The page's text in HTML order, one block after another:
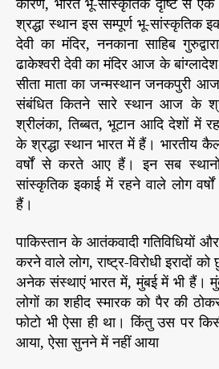
श्रद्धा स्थान इस सम्पूर्ण भू-सांस्कृतिक
देवी का मंदिर, ननकाना साहिब
ढाकेश्वरी देवी का मंदिर आज के
सीता माता का जन्मस्थान जनकपुरी
संबंधित कितने सारे स्थान आज के
श्रीलंका, तिब्बत, भूटान आदि देशों में
के श्रद्धा स्थान भारत में हैं। भारतीय
वर्षों से करते आए हैं। इन सब स्थानों
सांस्कृतिक इकाई में रहने वाले लोग
हैं।
पाकिस्तान के आतंकवादी गतिविधियों
करने वाले लोग, राष्ट्र-विरोधी इरादों
अनेक संस्थाएं भारत में, मुंबई में भी हैं।
लोगों का शहीद स्मारक को पैर की
फोटो भी ऐसा ही था। किंतु उस पर
आया, ऐसा सुनने में नहीं आया